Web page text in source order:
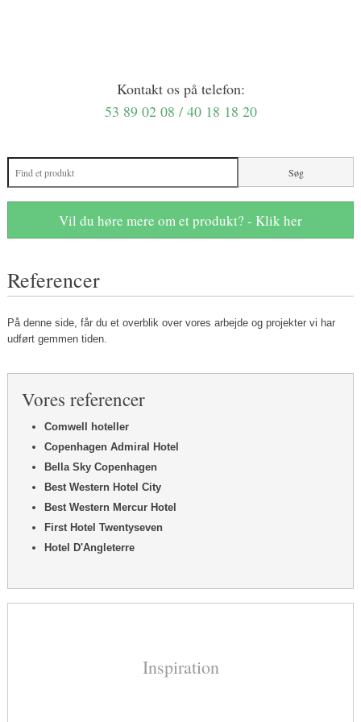
Kontakt os på telefon:
53 89 02 08 / 40 18 18 20
Vil du høre mere om et produkt? - Klik her
Referencer
​På denne side, får du et overblik over vores arbejde og projekter vi har
udført gemmen tiden.​
Vores referencer​
Comwell hoteller
Copenhagen Admiral Hotel
Bella Sky Copenhagen
Best Western Hotel City
Best Western Mercur Hotel
First Hotel Twentyseven
Hotel D'Angleterre​
Inspiration​